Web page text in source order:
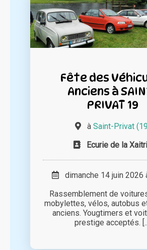
Fête des
Anciens à
PRIVAT 19
à Saint-Privat
Ecurie de la
dimanche 14 juin 2026
Rassemblement de
mobylettes, vélos, autobus
anciens. Yougtimers et
prestige acceptés.